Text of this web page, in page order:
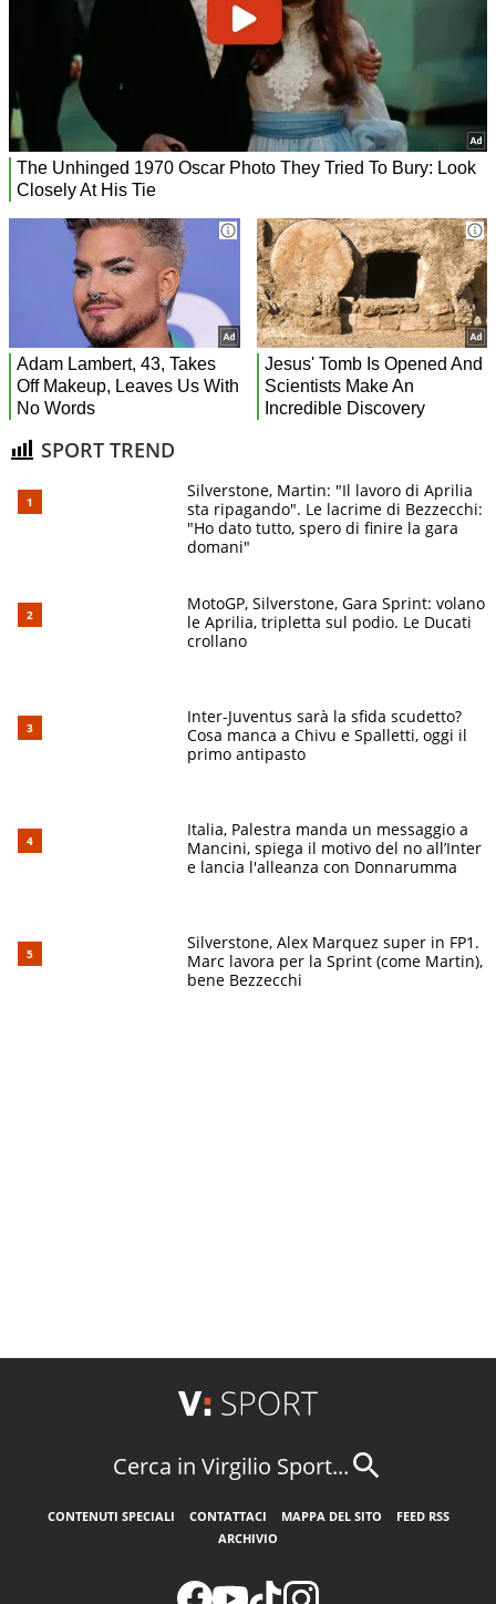
SPORT TREND
Silverstone, Martin: "Il lavoro di Aprilia
sta ripagando". Le lacrime di Bezzecchi:
"Ho dato tutto, spero di finire la gara
domani"
MotoGP, Silverstone, Gara Sprint: volano
le Aprilia, tripletta sul podio. Le Ducati
crollano
Inter-Juventus sarà la sfida scudetto?
Cosa manca a Chivu e Spalletti, oggi il
primo antipasto
Italia, Palestra manda un messaggio a
Mancini, spiega il motivo del no all’Inter
e lancia l'alleanza con Donnarumma
Silverstone, Alex Marquez super in FP1.
Marc lavora per la Sprint (come Martin),
bene Bezzecchi
Cerca in Virgilio Sport...
CONTENUTI SPECIALI CONTATTACI MAPPA DEL SITO
FEED RSS
ARCHIVIO